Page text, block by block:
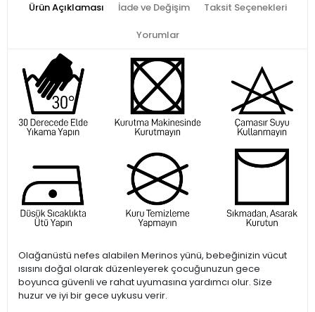
Ürün Açıklaması İade ve Değişim Taksit Seçenekleri
Yorumlar
Olağanüstü nefes alabilen Merinos yünü, bebeğinizin vücut
ısısını doğal olarak düzenleyerek çocuğunuzun gece
boyunca güvenli ve rahat uyumasına yardımcı olur. Size
huzur ve iyi bir gece uykusu verir.